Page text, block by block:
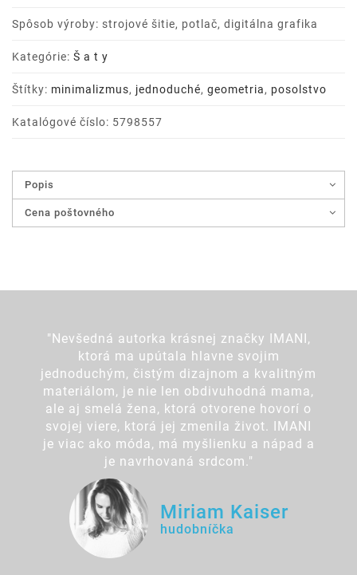
Spôsob výroby: strojové šitie, potlač, digitálna grafika
Kategórie: Š a t y
Štítky: minimalizmus, jednoduché, geometria, posolstvo
Katalógové číslo: 5798557
Popis
Cena poštovného
"Nevšedná autorka krásnej značky IMANI,
ktorá ma upútala hlavne svojim
jednoduchým, čistým dizajnom a kvalitným
materiálom, je nie len obdivuhodná mama,
ale aj smelá žena, ktorá otvorene hovorí o
svojej viere, ktorá jej zmenila život. IMANI
je viac ako móda, má myšlienku a nápad a
je navrhovaná srdcom."
Miriam Kaiser
hudobníčka